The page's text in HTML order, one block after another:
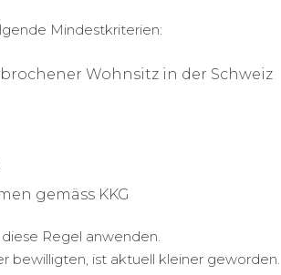
Mindestkriterien:
Wohnsitz in der Schweiz
gemäss KKG
diese Regel anwenden.
bewilligten, ist aktuell kleiner geworden.